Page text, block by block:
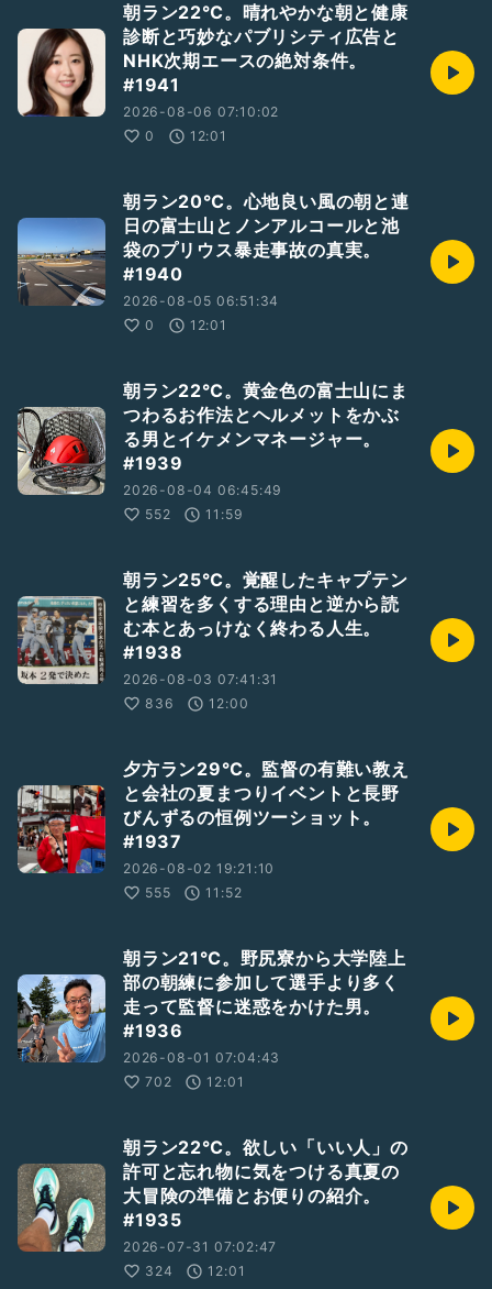
朝ラン22℃。晴れやかな朝と健康
診断と巧妙なパブリシティ広告と
NHK次期エースの絶対条件。
#1941
2026-08-06 07:10:02
0
12:01
朝ラン20℃。心地良い風の朝と連
日の富士山とノンアルコールと池
袋のプリウス暴走事故の真実。
#1940
2026-08-05 06:51:34
0
12:01
朝ラン22℃。黄金色の富士山にま
つわるお作法とヘルメットをかぶ
る男とイケメンマネージャー。
#1939
2026-08-04 06:45:49
552
11:59
朝ラン25℃。覚醒したキャプテン
と練習を多くする理由と逆から読
む本とあっけなく終わる人生。
#1938
2026-08-03 07:41:31
836
12:00
夕方ラン29℃。監督の有難い教え
と会社の夏まつりイベントと長野
びんずるの恒例ツーショット。
#1937
2026-08-02 19:21:10
555
11:52
朝ラン21℃。野尻寮から大学陸上
部の朝練に参加して選手より多く
走って監督に迷惑をかけた男。
#1936
2026-08-01 07:04:43
702
12:01
朝ラン22℃。欲しい「いい人」の
許可と忘れ物に気をつける真夏の
大冒険の準備とお便りの紹介。
#1935
2026-07-31 07:02:47
324
12:01